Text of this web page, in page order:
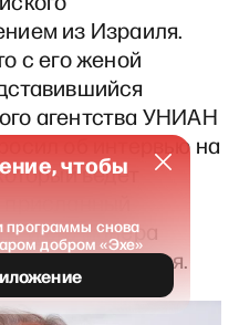
из Израиля.
с его женой
агентства УНИАН
об интервью на
ведёт
и его манера
подозрения.
чтобы
снова
добром «Эхе»